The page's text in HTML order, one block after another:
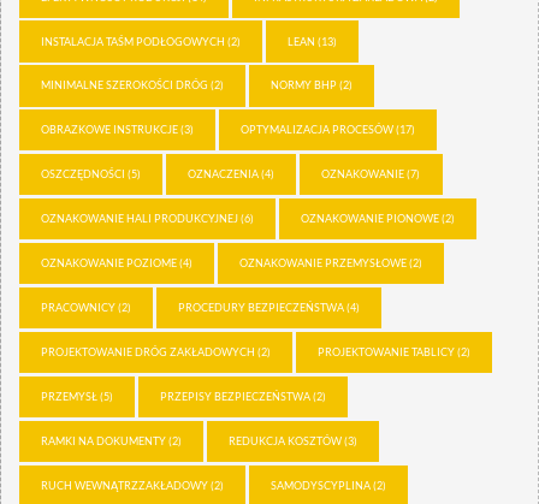
INSTALACJA TAŚM PODŁOGOWYCH (2) LEAN (13)
MINIMALNE SZEROKOŚCI DRÓG (2) NORMY BHP(2)
OBRAZKOWE INSTRUKCJE(3) OPTYMALIZACJA PROCESÓW(17)
OSZCZĘDNOŚCI (5) OZNACZENIA(4) OZNAKOWANIE(7)
OZNAKOWANIE HALI PRODUKCYJNEJ(6) OZNAKOWANIE PIONOWE(2)
OZNAKOWANIE POZIOME(4) OZNAKOWANIE PRZEMYSŁOWE(2)
PRACOWNICY(2) PROCEDURY BEZPIECZEŃSTWA(4)
PROJEKTOWANIE DRÓG ZAKŁADOWYCH (2) PROJEKTOWANIE TABLICY(2)
PRZEMYSŁ (5) PRZEPISY BEZPIECZEŃSTWA(2)
RAMKI NA DOKUMENTY(2) REDUKCJA KOSZTÓW(3)
RUCH WEWNĄTRZZAKŁADOWY(2) SAMODYSCYPLINA(2)